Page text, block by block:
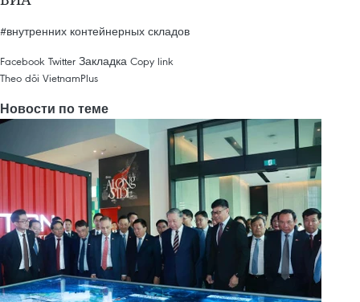
#внутренних контейнерных складов
Facebook Twitter Закладка Copy link
Theo dõi VietnamPlus
Новости по теме